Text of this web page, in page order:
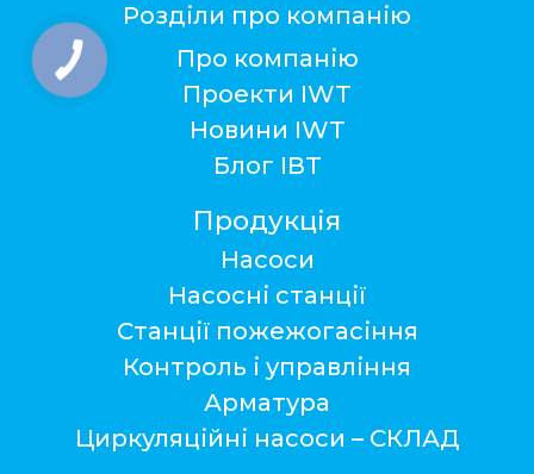
Розділи про компанію
Про компанію
Проекти IWT
Новини IWT
Блог ІВТ
Продукція
Насоси
Насосні станції
Станції пожежогасіння
Контроль і управління
Арматура
Циркуляційні насоси – СКЛАД